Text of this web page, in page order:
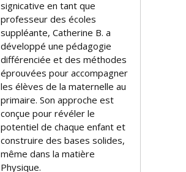
significative en tant que
professeur des écoles
suppléante, Catherine B. a
développé une pédagogie
différenciée et des méthodes
éprouvées pour accompagner
les élèves de la maternelle au
primaire. Son approche est
conçue pour révéler le
potentiel de chaque enfant et
construire des bases solides,
même dans la matière
Physique.